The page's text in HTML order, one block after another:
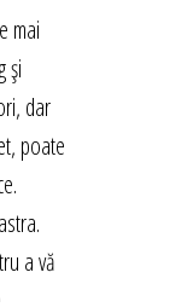
mai
și
dar
poate
a vă